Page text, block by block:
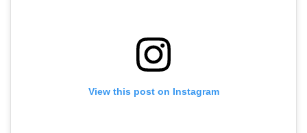
View this post on Instagram